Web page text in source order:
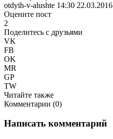
otdyih-v-alushte 14:30 22.03.2016
Оцените пост
2
Поделитесь с друзьями
VK
FB
OK
MR
GP
TW
Читайте также
Комментарии (0)
Написать комментарий